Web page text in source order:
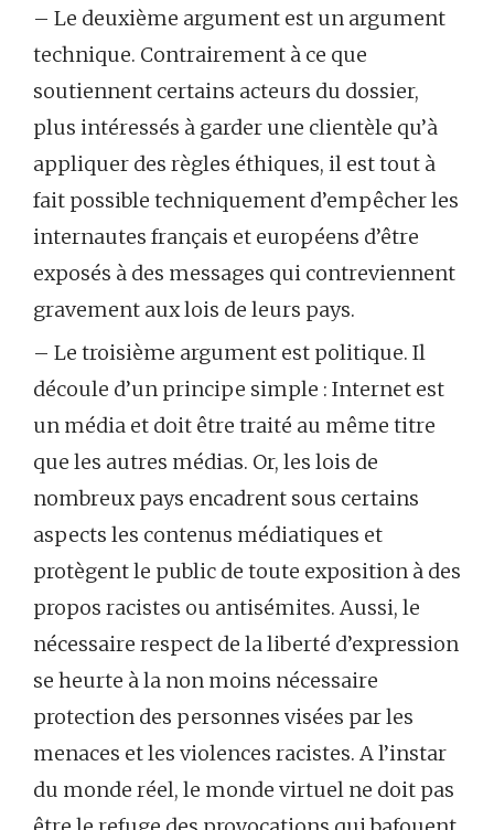
– Le deuxième argument est un argument
technique. Contrairement à ce que
soutiennent certains acteurs du dossier,
plus intéressés à garder une clientèle qu’à
appliquer des règles éthiques, il est tout à
fait possible techniquement d’empêcher les
internautes français et européens d’être
exposés à des messages qui contreviennent
gravement aux lois de leurs pays.
– Le troisième argument est politique. Il
découle d’un principe simple : Internet est
un média et doit être traité au même titre
que les autres médias. Or, les lois de
nombreux pays encadrent sous certains
aspects les contenus médiatiques et
protègent le public de toute exposition à des
propos racistes ou antisémites. Aussi, le
nécessaire respect de la liberté d’expression
se heurte à la non moins nécessaire
protection des personnes visées par les
menaces et les violences racistes. A l’instar
du monde réel, le monde virtuel ne doit pas